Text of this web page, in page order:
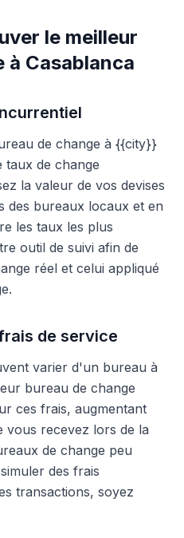
le meilleur
à Casablanca
de change à {{city}}
taux de change
la valeur de vos devises
des bureaux locaux et en
les taux les plus
outil de suivi afin de
réel et celui appliqué
de service
varier d'un bureau à
bureau de change
ces frais, augmentant
vous recevez lors de la
de change peu
des frais
transactions, soyez